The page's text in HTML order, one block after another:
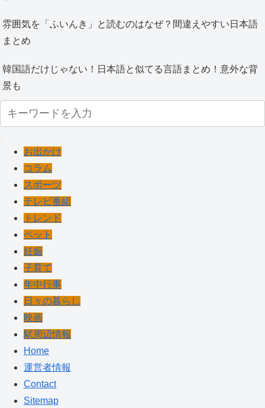
雰囲気を「ふいんき」と読むのはなぜ？間違えやすい日本語
まとめ
韓国語だけじゃない！日本語と似てる言語まとめ！意外な背
景も
お出かけ
コラム
スポーツ
テレビ番組
トレンド
ペット
妊娠
子育て
年中行事
日々の暮らし
映画
駅周辺情報
Home
運営者情報
Contact
Sitemap